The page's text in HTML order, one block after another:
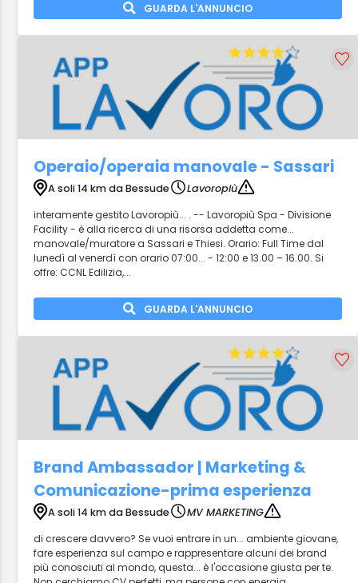
GUARDA L'ANNUNCIO
Operaio/operaia manovale - Sassari
A soli 14 km da Bessude
Lavoropiù
interamente gestito Lavoropiù... . -- Lavoropiù Spa - Divisione
Facility - è alla ricerca di una risorsa addetta come...
manovale/muratore a Sassari e Thiesi. Orario: Full Time dal
lunedì al venerdì con orario 07:00... - 12:00 e 13.00 – 16.00. Si
offre: CCNL Edilizia,...
GUARDA L'ANNUNCIO
Brand Ambassador | Marketing &
Comunicazione-prima esperienza
A soli 14 km da Bessude
MV MARKETING
di crescere davvero? Se vuoi entrare in un... ambiente giovane,
fare esperienza sul campo e rappresentare alcuni dei brand
più conosciuti al mondo, questa... è l'occasione giusta per te.